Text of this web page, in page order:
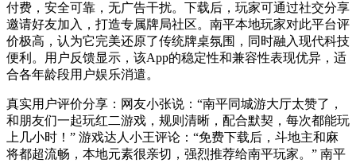
付费，安全可靠，无广告干扰。下载后，玩家可通过社交分享
邀请好友加入，打造专属牌局社区。南平本地玩家对此平台评
价极高，认为它完美还原了传统牌桌氛围，同时融入现代科技
便利。用户反馈显示，该App的稳定性和兼容性表现优异，适
合各年龄段用户娱乐消遣。
真实用户评价分享：网友小张说：“南平同城游大厅太赞了，
和朋友们一起玩红二游戏，规则清晰，配合默契，每次都能玩
上几小时！” 游戏达人小王评论：“免费下载后，斗地主和麻
将都超流畅，本地元素很亲切，强烈推荐给南平玩家。” 南平